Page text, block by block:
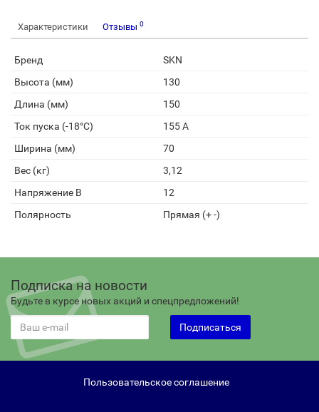
Характеристики Отзывы 0
Бренд
SKN
Высота (мм)
130
Длина (мм)
150
Ток пуска (-18°С)
155 А
Ширина (мм)
70
Вес (кг)
3,12
Напряжение В
12
Полярность
Прямая (+ -)
Подписка на новости
Будьте в курсе новых акций и спецпредложений!
Подписаться
Пользовательское соглашение